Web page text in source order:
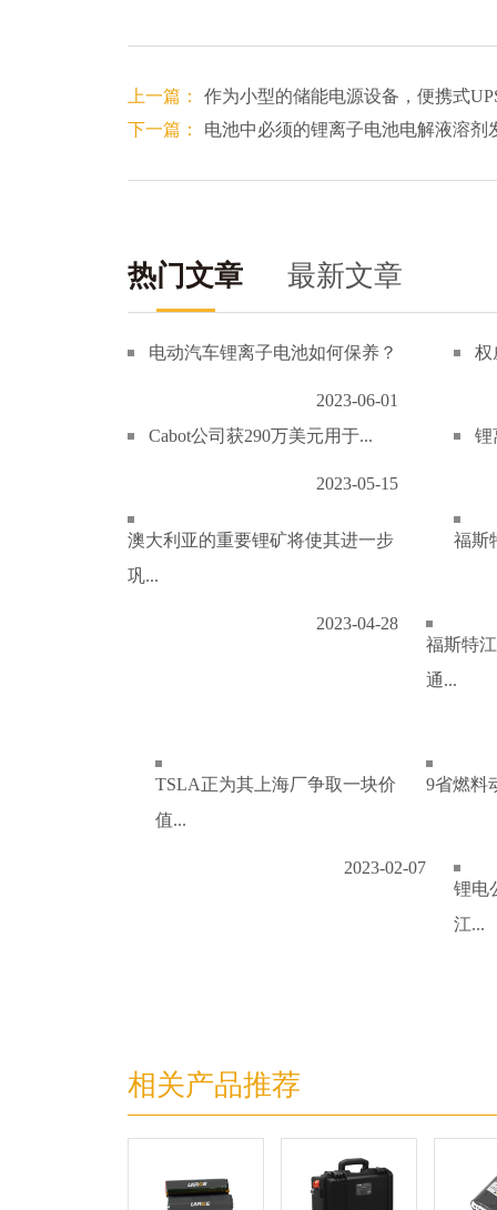
上一篇：
作为小型的储能电源设备，便携式
下一篇：
电池中必须的锂离子电池电解液溶剂
热门文章 最新文章
电动汽车锂离子电池如何保养？
2023-06-01
权
Cabot公司获290万美元用于...
2023-05-15
锂
澳大利亚的重要锂矿将使其进一步
巩...
2023-04-28
福斯
福斯特
通...
TSLA正为其上海厂争取一块价
值...
2023-02-07
9省燃料
锂电
江...
相关产品推荐